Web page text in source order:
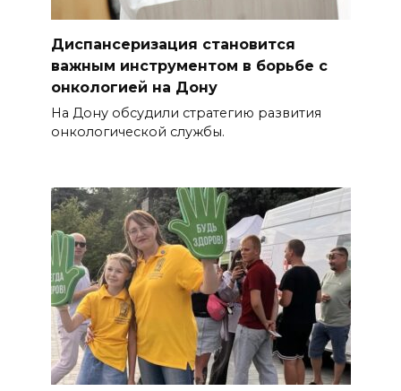
Диспансеризация становится
важным инструментом в борьбе с
онкологией на Дону
На Дону обсудили стратегию развития
онкологической службы.